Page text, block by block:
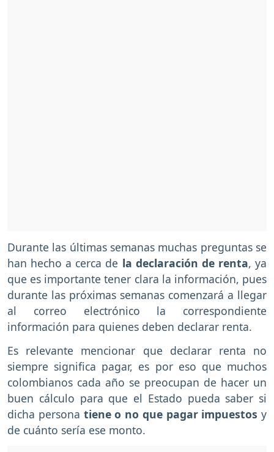
Durante las últimas semanas muchas preguntas se
han hecho a cerca de la declaración de renta, ya
que es importante tener clara la información, pues
durante las próximas semanas comenzará a llegar
al correo electrónico la correspondiente
información para quienes deben declarar renta.
Es relevante mencionar que declarar renta no
siempre significa pagar, es por eso que muchos
colombianos cada año se preocupan de hacer un
buen cálculo para que el Estado pueda saber si
dicha persona tiene o no que pagar impuestos y
de cuánto sería ese monto.